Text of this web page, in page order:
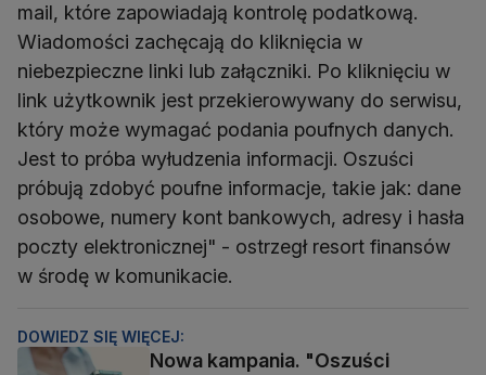
mail, które zapowiadają kontrolę podatkową.
Wiadomości zachęcają do kliknięcia w
niebezpieczne linki lub załączniki. Po kliknięciu w
link użytkownik jest przekierowywany do serwisu,
który może wymagać podania poufnych danych.
Jest to próba wyłudzenia informacji. Oszuści
próbują zdobyć poufne informacje, takie jak: dane
osobowe, numery kont bankowych, adresy i hasła
poczty elektronicznej" - ostrzegł resort finansów
w środę w komunikacie.
DOWIEDZ SIĘ WIĘCEJ:
Nowa kampania. "Oszuści